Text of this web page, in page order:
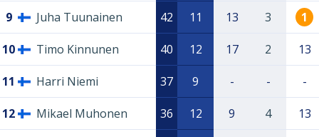
9 Juha Tuunainen 42 11 13 3 1
10 Timo Kinnunen 40 12 17 2 13
11 Harri Niemi 37 9 - - -
12 Mikael Muhonen 36 12 9 4 13